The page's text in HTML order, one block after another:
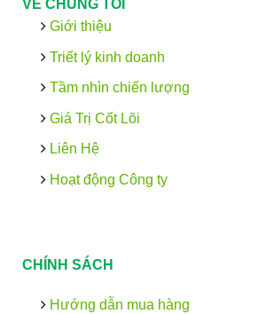
VỀ CHÚNG TÔI
Giới thiệu
Triết lý kinh doanh
Tầm nhìn chiến lượng
Giá Trị Cốt Lõi
Liên Hệ
Hoạt động Công ty
CHÍNH SÁCH
Hướng dẫn mua hàng